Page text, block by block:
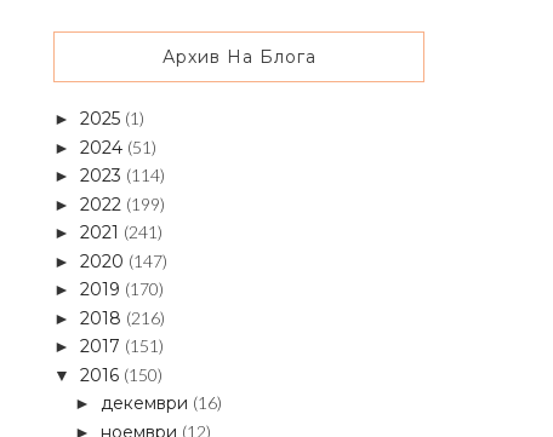
Архив На Блога
► 2025 (1)
► 2024 (51)
► 2023 (114)
► 2022 (199)
► 2021 (241)
► 2020 (147)
► 2019 (170)
► 2018 (216)
► 2017 (151)
▼ 2016 (150)
► декември (16)
► ноември (12)